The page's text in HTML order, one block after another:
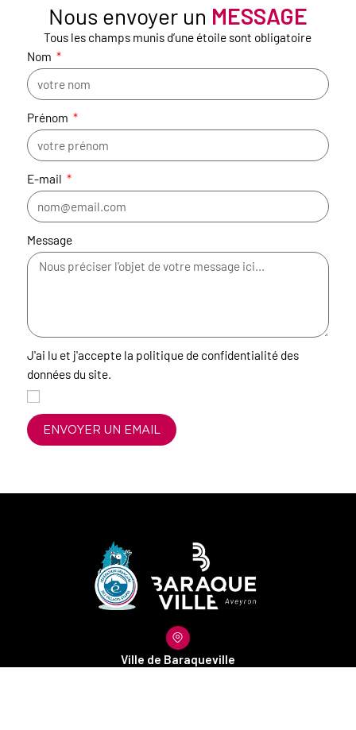
Nous envoyer un MESSAGE
Tous les champs munis d’une étoile sont obligatoire
Nom
Prénom
E-mail
Message
J'ai lu et j'accepte la politique de confidentialité des
données du site.
ENVOYER UN EMAIL
Ville de Baraqueville